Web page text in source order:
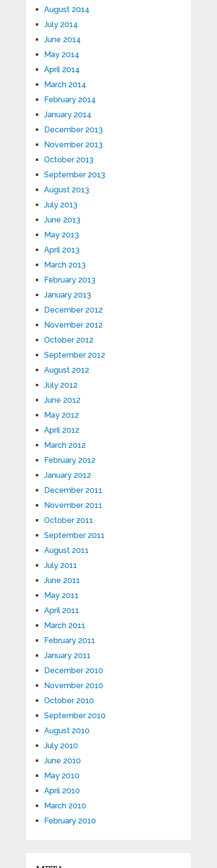
August 2014
July 2014
June 2014
May 2014
April 2014
March 2014
February 2014
January 2014
December 2013
November 2013
October 2013
September 2013
August 2013
July 2013
June 2013
May 2013
April 2013
March 2013
February 2013
January 2013
December 2012
November 2012
October 2012
September 2012
August 2012
July 2012
June 2012
May 2012
April 2012
March 2012
February 2012
January 2012
December 2011
November 2011
October 2011
September 2011
August 2011
July 2011
June 2011
May 2011
April 2011
March 2011
February 2011
January 2011
December 2010
November 2010
October 2010
September 2010
August 2010
July 2010
June 2010
May 2010
April 2010
March 2010
February 2010